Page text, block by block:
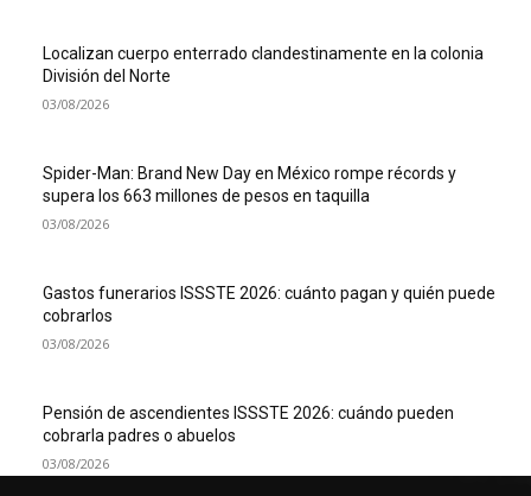
Localizan cuerpo enterrado clandestinamente en la colonia
División del Norte
03/08/2026
Spider-Man: Brand New Day en México rompe récords y
supera los 663 millones de pesos en taquilla
03/08/2026
Gastos funerarios ISSSTE 2026: cuánto pagan y quién puede
cobrarlos
03/08/2026
Pensión de ascendientes ISSSTE 2026: cuándo pueden
cobrarla padres o abuelos
03/08/2026